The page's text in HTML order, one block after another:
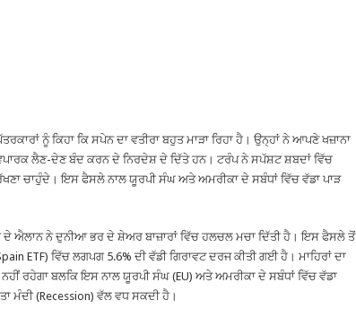
ਨੂੰ ਕਿਹਾ ਕਿ ਸਪੇਨ ਦਾ ਵਤੀਰਾ ਬਹੁਤ ਮਾੜਾ ਰਿਹਾ ਹੈ। ਉਨ੍ਹਾਂ ਨੇ ਆਪਣੇ ਖਜ਼ਾਨਾ
ਲੈਣ-ਦੇਣ ਬੰਦ ਕਰਨ ਦੇ ਨਿਰਦੇਸ਼ ਦੇ ਦਿੱਤੇ ਹਨ। ਟਰੰਪ ਨੇ ਸਪੱਸ਼ਟ ਸ਼ਬਦਾਂ ਵਿੱਚ
ਚਾਹੁੰਦੇ। ਇਸ ਫੈਸਲੇ ਨਾਲ ਯੂਰਪੀ ਸੰਘ ਅਤੇ ਅਮਰੀਕਾ ਦੇ ਸਬੰਧਾਂ ਵਿੱਚ ਵੱਡਾ ਪਾੜ
ਦੇ ਐਲਾਨ ਨੇ ਦੁਨੀਆ ਭਰ ਦੇ ਸ਼ੇਅਰ ਬਾਜ਼ਾਰਾਂ ਵਿੱਚ ਹਲਚਲ ਮਚਾ ਦਿੱਤੀ ਹੈ। ਇਸ ਫੈਸਲੇ ਤੋਂ
ETF) ਵਿੱਚ ਲਗਪਗ 5.6% ਦੀ ਵੱਡੀ ਗਿਰਾਵਟ ਦਰਜ ਕੀਤੀ ਗਈ ਹੈ। ਮਾਹਿਰਾਂ ਦਾ
ਰਹੇਗਾ ਬਲਕਿ ਇਸ ਨਾਲ ਯੂਰਪੀ ਸੰਘ (EU) ਅਤੇ ਅਮਰੀਕਾ ਦੇ ਸਬੰਧਾਂ ਵਿੱਚ ਵੱਡਾ
ਮੰਦੀ (Recession) ਵੱਲ ਵਧ ਸਕਦੀ ਹੈ।